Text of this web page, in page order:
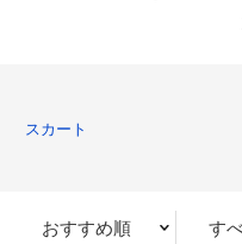
スカート
おすすめ順 す